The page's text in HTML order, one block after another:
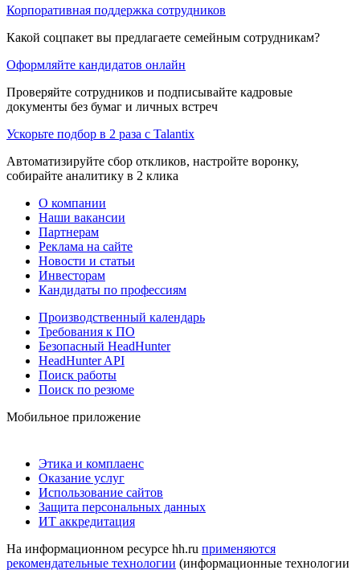
Корпоративная поддержка сотрудников
Какой соцпакет вы предлагаете семейным сотрудникам?
Оформляйте кандидатов онлайн
Проверяйте сотрудников и подписывайте кадровые
документы без бумаг и личных встреч
Ускорьте подбор в 2 раза с Talantix
Автоматизируйте сбор откликов, настройте воронку,
собирайте аналитику в 2 клика
О компании
Наши вакансии
Партнерам
Реклама на сайте
Новости и статьи
Инвесторам
Кандидаты по профессиям
Производственный календарь
Требования к ПО
Безопасный HeadHunter
HeadHunter API
Поиск работы
Поиск по резюме
Мобильное приложение
Этика и комплаенс
Оказание услуг
Использование сайтов
Защита персональных данных
ИТ аккредитация
На информационном ресурсе hh.ru применяются
рекомендательные технологии (информационные технологии